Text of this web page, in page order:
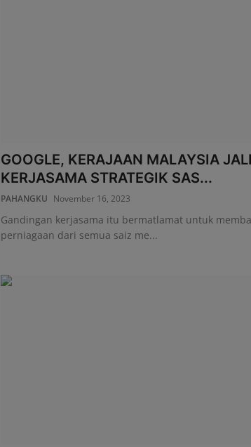
GOOGLE, KERAJAAN MALAYSIA
KERJASAMA STRATEGIK SAS...
PAHANGKU November 16, 2023
Gandingan kerjasama itu bermatlamat untuk
perniagaan dari semua saiz me...